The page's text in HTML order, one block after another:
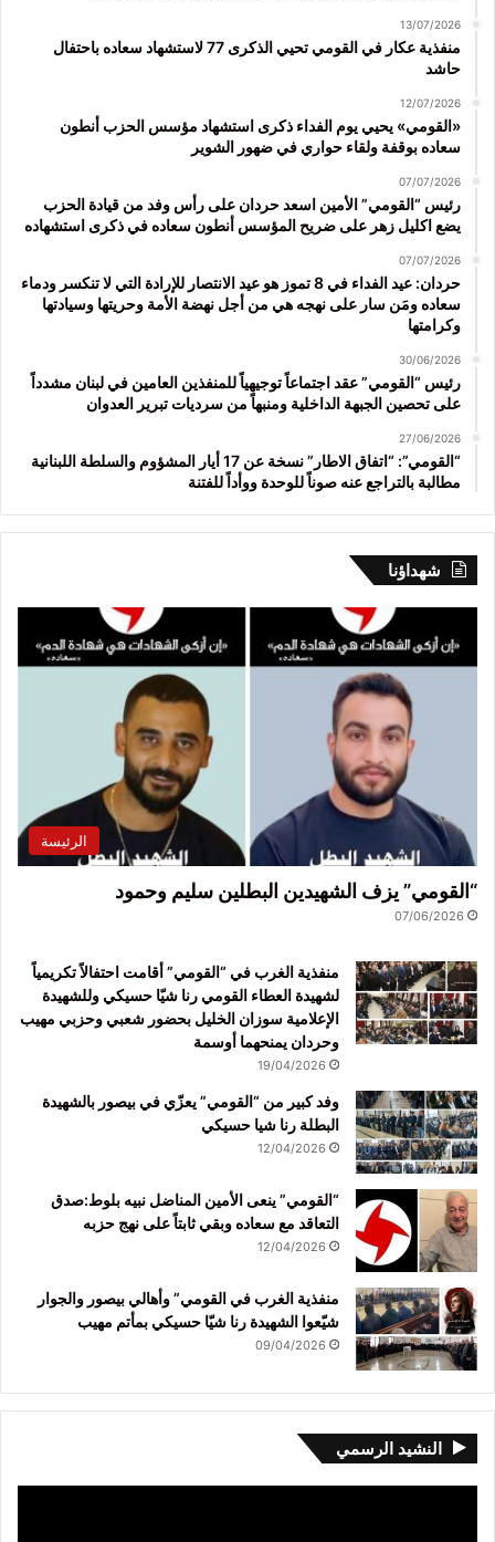
13/07/2026
منفذية عكار في القومي تحيي الذكرى 77 لاستشهاد سعاده باحتفال
حاشد
12/07/2026
«القومي» يحيي يوم الفداء ذكرى استشهاد مؤسس الحزب أنطون
سعاده بوقفة ولقاء حواري في ضهور الشوير
07/07/2026
رئيس “القومي” الأمين اسعد حردان على رأس وفد من قيادة الحزب
يضع اكليل زهر على ضريح المؤسس أنطون سعاده في ذكرى استشهاده
07/07/2026
حردان: عيد الفداء في 8 تموز هو عيد الانتصار للإرادة التي لا تنكسر ودماء
سعاده ومَن سار على نهجه هي من أجل نهضة الأمة وحريتها وسيادتها
وكرامتها
30/06/2026
رئيس “القومي” عقد اجتماعاً توجيهياً للمنفذين العامين في لبنان مشدداً
على تحصين الجبهة الداخلية ومنبهاً من سرديات تبرير العدوان
27/06/2026
“القومي”: “اتفاق الاطار” نسخة عن 17 أيار المشؤوم والسلطة اللبنانية
مطالبة بالتراجع عنه صوناً للوحدة ووأداً للفتنة
شهداؤنا
الرئيسة
“القومي” يزف الشهيدين البطلين سليم وحمود
07/06/2026
منفذية الغرب في “القومي” أقامت احتفالاً تكريمياً
لشهيدة العطاء القومي رنا شيّا حسيكي وللشهيدة
الإعلامية سوزان الخليل بحضور شعبي وحزبي مهيب
وحردان يمنحهما أوسمة
19/04/2026
وفد كبير من “القومي” يعزّي في بيصور بالشهيدة
البطلة رنا شيا حسيكي
12/04/2026
“القومي” ينعى الأمين المناضل نبيه بلوط:صدق
التعاقد مع سعاده وبقي ثابتاً على نهج حزبه
12/04/2026
منفذية الغرب في القومي” وأهالي بيصور والجوار
شيّعوا الشهيدة رنا شيّا حسيكي بمأتم مهيب
09/04/2026
النشيد الرسمي